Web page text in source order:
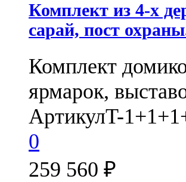
Комплект из 4-х
сарай, пост
Комплект
ярмарок,
АртикулT-
0
259 560 ₽